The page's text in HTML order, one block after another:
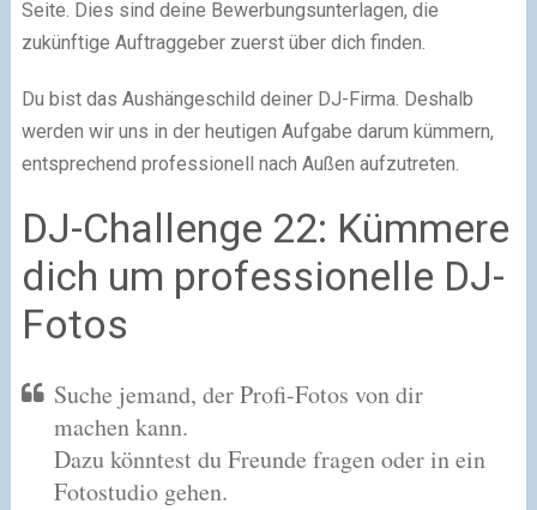
Seite. Dies sind deine Bewerbungsunterlagen, die
zukünftige Auftraggeber zuerst über dich finden.
Du bist das Aushängeschild deiner DJ-Firma. Deshalb
werden wir uns in der heutigen Aufgabe darum kümmern,
entsprechend professionell nach Außen aufzutreten.
DJ-Challenge 22: Kümmere
dich um professionelle DJ-
Fotos
Suche jemand, der Profi-Fotos von dir
machen kann.
Dazu könntest du Freunde fragen oder in ein
Fotostudio gehen.